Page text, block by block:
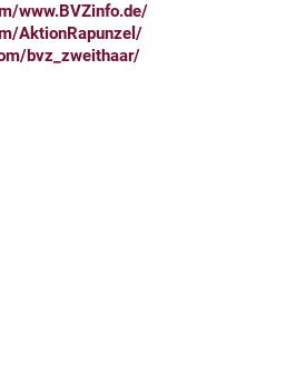
www.BVZinfo.de/
AktionRapunzel/
bvz_zweithaar/